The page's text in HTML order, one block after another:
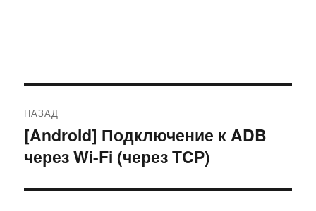
по
записям
НАЗАД
Предыдущая
запись:
[Android] Подключение к ADB
через Wi-Fi (через TCP)